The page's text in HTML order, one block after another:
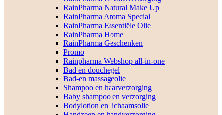
RainPharma Natural Make Up
RainPharma Aroma Special
RainPharma Essentiële Olie
RainPharma Home
RainPharma Geschenken
Promo
Rainpharma Webshop all-in-one
Bad en douchegel
Bad-en massageolie
Shampoo en haarverzorging
Baby shampoo en verzorging
Bodylotion en lichaamsolie